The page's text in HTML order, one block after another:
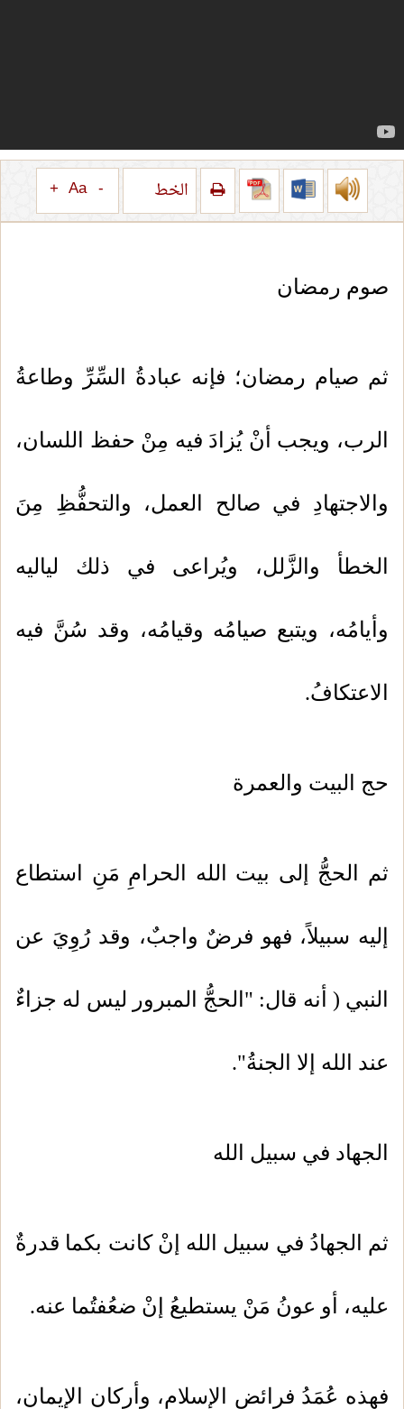
الخط -
Aa
+
صوم رمضان
ثم صيام رمضان؛ فإنه عبادةُ السِّرِّ وطاعةُ
الرب، ويجب أنْ يُزادَ فيه مِنْ حفظ اللسان،
والاجتهادِ في صالح العمل، والتحفُّظِ مِنَ
الخطأ والزَّلل، ويُراعى في ذلك لياليه
وأيامُه، ويتبع صيامُه وقيامُه، وقد سُنَّ فيه
الاعتكافُ.
حج البيت والعمرة
ثم الحجُّ إلى بيت الله الحرامِ مَنِ استطاع
إليه سبيلاً، فهو فرضٌ واجبٌ، وقد رُوِيَ عن
النبي ( أنه قال: "الحجُّ المبرور ليس له جزاءٌ
عند الله إلا الجنةُ".
الجهاد في سبيل الله
ثم الجهادُ في سبيل الله إنْ كانت بكما قدرةٌ
عليه، أو عونُ مَنْ يستطيعُ إنْ ضعُفتُما عنه.
فهذه عُمَدُ فرائضِ الإسلام، وأركان الإيمان،